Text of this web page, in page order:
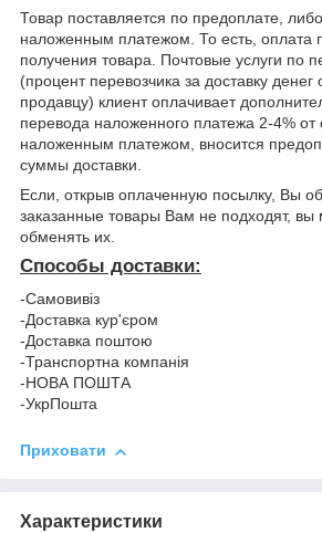
Товар поставляется по предоплате,
наложенным платежом. То есть, оплата
получения товара. Почтовые услуги по
(процент перевозчика за доставку денег
продавцу) клиент оплачивает
перевода наложенного платежа 2-4%
наложенным платежом, вносится
суммы доставки.
Если, открыв оплаченную посылку, Вы
заказанные товары Вам не подходят, вы
обменять их.
Способы доставки:
-Самовивіз
-Доставка кур'єром
-Доставка поштою
-Транспортна компанія
-НОВА ПОШТА
-УкрПошта
Приховати
Характеристики